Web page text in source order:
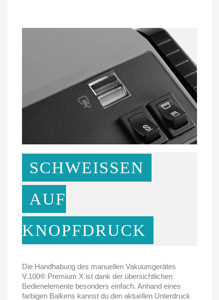
SCHWEISSEN
AUF
KNOPFDRUCK
Die Handhabung des manuellen Vakuumgerätes
V.100® Premium X ist dank der übersichtlichen
Bedienelemente besonders einfach. Anhand eines
farbigen Balkens kannst du den aktuellen Unterdruck